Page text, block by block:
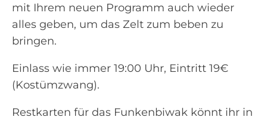
mit Ihrem neuen Programm auch wieder
alles geben, um das Zelt zum beben zu
bringen.
Einlass wie immer 19:00 Uhr, Eintritt 19€
(Kostümzwang).
Restkarten für das Funkenbiwak könnt ihr in